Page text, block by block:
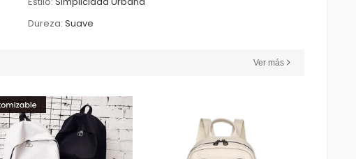
Dureza: Suave
Ver más